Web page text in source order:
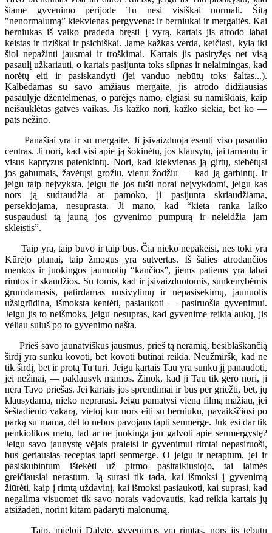
šiame gyvenimo perijode Tu nesi visiškai normali. Šitą
"nenormalumą” kiekvienas pergyvena: ir berniukai ir mergaitės. Kai
berniukas iš vaiko pradeda bręsti į vyrą, kartais jis atrodo labai
keistas ir fiziškai ir psichiškai. Jame kažkas verda, keičiasi, kyla iki
šiol nepažinti jausmai ir troškimai. Kartais jis pasiryžęs net visą
pasaulį užkariauti, o kartais pasijunta toks silpnas ir nelaimingas, kad
norėtų eiti ir pasiskandyti (jei vanduo nebūtų toks šaltas...).
Kalbėdamas su savo amžiaus mergaite, jis atrodo didžiausias
pasaulyje džentelmenas, o parėjęs namo, elgiasi su namiškiais, kaip
neišauklėtas gatvės vaikas. Jis kažko nori, kažko siekia, bet ko —
pats nežino.
Panašiai yra ir su mergaite. Ji įsivaizduoja esanti viso pasaulio
centras. Ji nori, kad visi apie ją šokinėtų, jos klausytų, jai tarnautų ir
visus kapryzus patenkintų. Nori, kad kiekvienas ją girtų, stebėtųsi
jos gabumais, žavėtųsi grožiu, vienu žodžiu — kad ją garbintų. Ir
jeigu taip neįvyksta, jeigu tie jos tušti norai neįvykdomi, jeigu kas
nors ją sudraudžia ar pamoko, ji pasijunta skriaudžiama,
persekiojama, nesuprasta. Ji mano, kad “kieta ranka laiko
suspaudusi tą jauną jos gyvenimo pumpurą ir neleidžia jam
skleistis”.
Taip yra, taip buvo ir taip bus. Čia nieko nepakeisi, nes toki yra
Kūrėjo planai, taip žmogus yra sutvertas. Iš šalies atrodančios
menkos ir juokingos jaunuolių “kančios”, jiems patiems yra labai
rimtos ir skaudžios. Su tomis, kad ir įsivaizduotomis, sunkenybėmis
grumdamasis, patirdamas nusivylimų ir nepasisekimų, jaunuolis
užsigrūdina, išmoksta kentėti, pasiaukoti — pasiruošia gyvenimui.
Jeigu jis to neišmoks, jeigu nesupras, kad gyvenime reikia aukų, jis
vėliau suluš po to gyvenimo našta.
Prieš savo jaunatviškus jausmus, prieš tą neramią, besiblaškančią
širdį yra sunku kovoti, bet kovoti būtinai reikia. Neužmiršk, kad ne
tik širdį, bet ir protą Tu turi. Jeigu kartais Tau yra sunku jį panaudoti,
jei nežinai, — paklausyk mamos. Žinok, kad ji Tau tik gero nori, ji
nėra Tavo priešas. Jei kartais jos sprendimai ir bus per griežti, bet, jų
klausydama, nieko neprarasi. Jeigu pamatysi vieną filmą mažiau, jei
šeštadienio vakarą, vietoj kur nors eiti su berniuku, pavaikščiosi po
parką su mama, dėl to nebus pavojaus tapti senmerge. Juk esi dar tik
penkiolikos metų, tad ar ne juokinga jau galvoti apie senmergystę?
Jeigu savo jaunystę vėjais praleisi ir gyvenimui rimtai nepasiruoši,
bus geriausias receptas tapti senmerge. O jeigu ir netaptum, jei ir
pasiskubintum ištekėti už pirmo pasitaikiusiojo, tai laimės
greičiausiai nerastum. Ją surasi tik tada, kai išmoksi į gyvenimą
žiūrėti, kaip į rimtą uždavinį, kai išmoksi pasiaukoti, kai suprasi, kad
negalima visuomet tik savo norais vadovautis, kad reikia kartais jų
atsižadėti, norint kitam padaryti malonumą.
Taip, mieloji Dalyte, gyvenimas yra rimtas, nors jis tebūtų